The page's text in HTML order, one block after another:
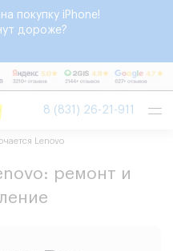
покупку iPhone!
дороже?
8 (831) 26-21-911
Lenovo
ремонт и